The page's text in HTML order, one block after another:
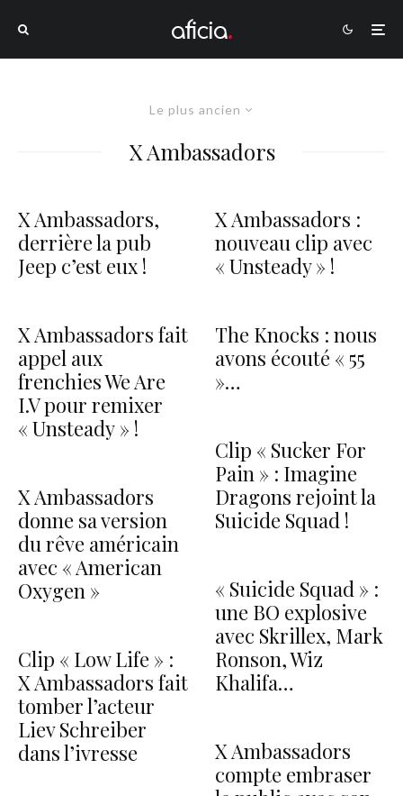
Le plus ancien
X Ambassadors
X Ambassadors,
derrière la pub
Jeep c’est eux !
X Ambassadors fait
appel aux
frenchies We Are
I.V pour remixer
« Unsteady » !
X Ambassadors
donne sa version
du rêve américain
avec « American
Oxygen »
Clip « Low Life » :
X Ambassadors fait
tomber l’acteur
Liev Schreiber
dans l’ivresse
X Ambassadors :
nouveau clip avec
« Unsteady » !
The Knocks : nous
avons écouté « 55
»…
Clip « Sucker For
Pain » : Imagine
Dragons rejoint la
Suicide Squad !
« Suicide Squad » :
une BO explosive
avec Skrillex, Mark
Ronson, Wiz
Khalifa…
X Ambassadors
compte embraser